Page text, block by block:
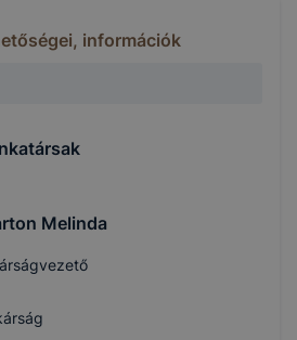
információk
Melinda